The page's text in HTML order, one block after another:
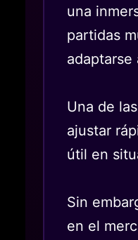
una
partidas
adaptarse
Una de
ajustar
útil en
Sin
en el